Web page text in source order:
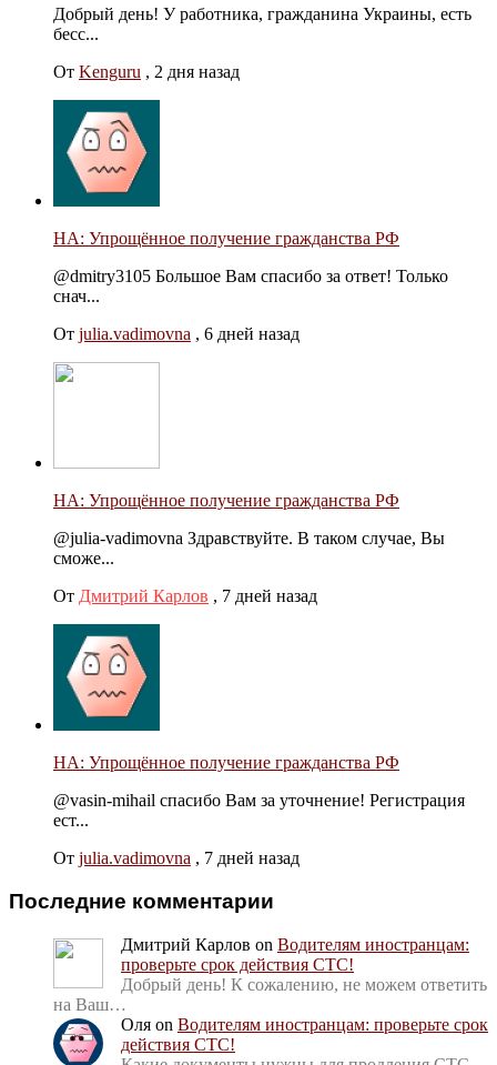
Добрый день! У работника, гражданина Украины, есть
бесс...
От Kenguru , 2 дня назад
НА: Упрощённое получение гражданства РФ
@dmitry3105 Большое Вам спасибо за ответ! Только
снач...
От julia.vadimovna , 6 дней назад
НА: Упрощённое получение гражданства РФ
@julia-vadimovna Здравствуйте. В таком случае, Вы
сможе...
От Дмитрий Карлов , 7 дней назад
НА: Упрощённое получение гражданства РФ
@vasin-mihail спасибо Вам за уточнение! Регистрация
ест...
От julia.vadimovna , 7 дней назад
Последние комментарии
Дмитрий Карлов on Водителям иностранцам:
проверьте срок действия СТС!
Добрый день! К сожалению, не можем ответить
на Ваш…
Оля on Водителям иностранцам: проверьте срок
действия СТС!